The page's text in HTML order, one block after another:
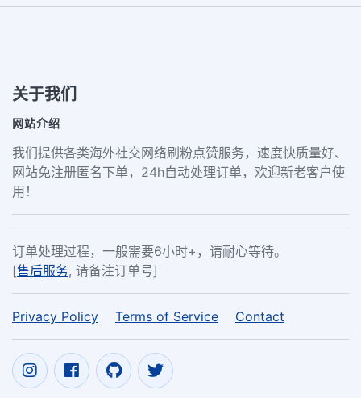
关于我们
网站介绍
我们提供各类海外社交网络刷粉点赞服务，速度快质量好、
网站免注册匿名下单，24h自动处理订单，欢迎新老客户使
用！
订单处理过程，一般需要6小时+，请耐心等待。
[售后服务, 请备注订单号]
Privacy Policy Terms of Service Contact